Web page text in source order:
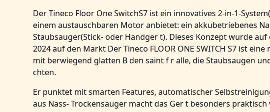
Der Tineco Floor One SwitchS7 ist ein innovatives 2-in-1-
einem austauschbaren Motor anbietet: ein akkubetriebenes
Staubsauger(Stick- oder Handger t). Dieses Konzept wurde
2024 auf den Markt Der Tineco FLOOR ONE SWITCH S7 ist
mit berwiegend glatten B den saint f r alle, die Staubsaugen
chten.
Er punktet mit smarten Features, automatischer
aus Nass- Trockensauger macht das Ger t besonders